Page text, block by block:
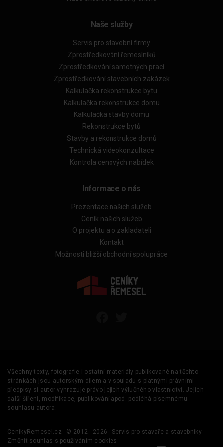
Naše služby
Servis pro stavební firmy
Zprostředkování řemeslníků
Zprostředkování samotných prací
Zprostředkování stavebních zakázek
Kalkulačka rekonstrukce bytu
Kalkulačka rekonstrukce domu
Kalkulačka stavby domu
Rekonstrukce bytů
Stavby a rekonstrukce domů
Technická videokonzultace
Kontrola cenových nabídek
Informace o nás
Prezentace našich služeb
Ceník našich služeb
O projektu a o zakladateli
Kontakt
Možnosti bližší obchodní spolupráce
Všechny texty, fotografie i ostatní materiály publikované na těchto
stránkách jsou autorským dílem a v souladu s platnými právními
předpisy si autor vyhrazuje právo jejich výlučného vlastnictví. Jejich
další šíření, modifikace, publikování apod. podléhá písemnému
souhlasu autora.
CenikyRemesel.cz © 2012 - 2026
Servis pro stavaře a stavebníky
Změnit souhlas s používáním cookies